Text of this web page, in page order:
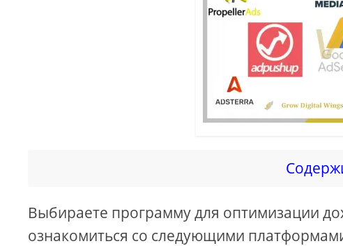
Выбираете программу для оптимизации
ознакомиться со следующими